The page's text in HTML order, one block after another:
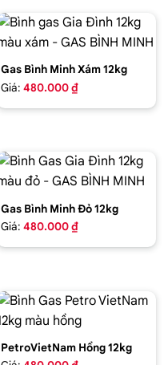
Gas Bình Minh Xám 12kg
Giá: 480.000 ₫
Gas Bình Minh Đỏ 12kg
Giá: 480.000 ₫
PetroVietNam Hồng 12kg